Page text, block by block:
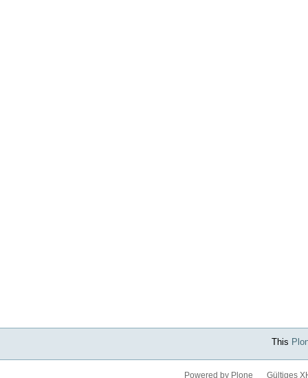
This
Powered by Plone Gültiges